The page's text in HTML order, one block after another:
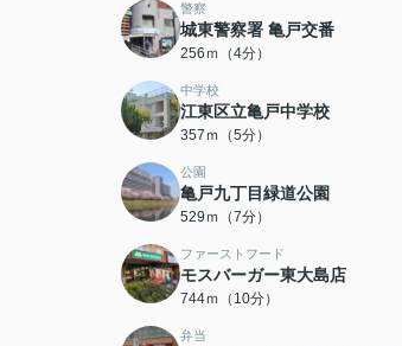
警察
城東警察署 亀戸交番
256ｍ（4分）
中学校
江東区立亀戸中学校
357ｍ（5分）
公園
亀戸九丁目緑道公園
529ｍ（7分）
ファーストフード
モスバーガー東大島店
744ｍ（10分）
弁当